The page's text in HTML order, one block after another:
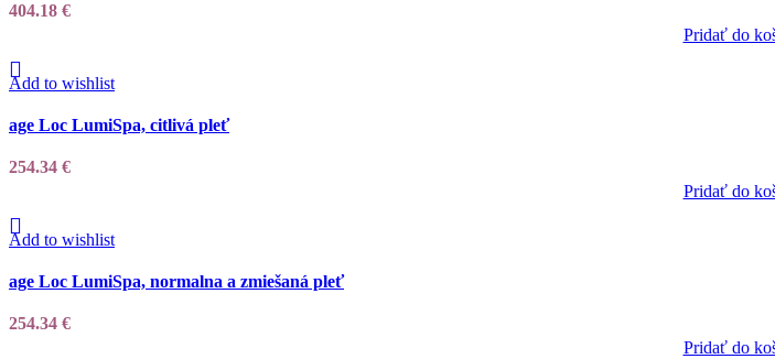
404.18 €
Pridať do
Add to wishlist
age Loc LumiSpa, citlivá pleť
254.34 €
Pridať do
Add to wishlist
age Loc LumiSpa, normalna a zmiešaná pleť
254.34 €
Pridať do